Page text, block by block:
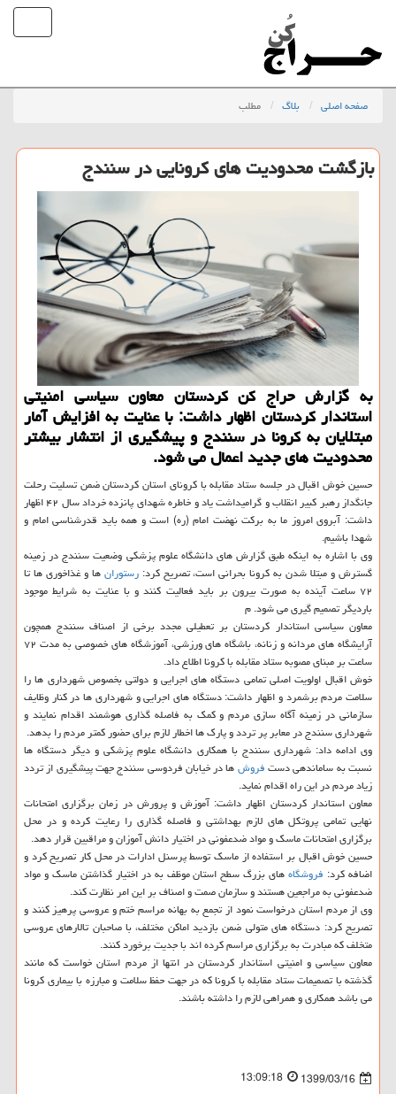
صفحه اصلی بلاگ مطلب
بازگشت محدودیت های كرونایی در سنندج
به گزارش حراج كن كردستان معاون سیاسی امنیتی
استاندار كردستان اظهار داشت: با عنایت به افزایش آمار
مبتلایان به كرونا در سنندج و پیشگیری از انتشار بیشتر
محدودیت های جدید اعمال می شود.
حسین خوش اقبال در جلسه ستاد مقابله با کرونای استان کردستان ضمن تسلیت رحلت
جانگداز رهبر کبیر انقلاب و گرامیداشت یاد و خاطره شهدای پانزده خرداد سال ۴۲ اظهار
داشت: آبروی امروز ما به برکت نهضت امام (ره) است و همه باید قدرشناسی امام و
شهدا باشیم.
وی با اشاره به اینکه طبق گزارش های دانشگاه علوم پزشکی وضعیت سنندج در زمینه
گسترش و مبتلا شدن به کرونا بحرانی است، تصریح کرد:رستورانها و غذاخوری ها تا
۷۲ ساعت آینده به صورت بیرون بر باید فعالیت کنند و با عنایت به شرایط موجود
باردیگر تصمیم گیری می شود. م
معاون سیاسی استاندار کردستان بر تعطیلی مجدد برخی از اصناف سنندج همچون
آرایشگاه های مردانه و زنانه، باشگاه های ورزشی، آموزشگاه های خصوصی به مدت ۷۲
ساعت بر مبنای مصوبه ستاد مقابله با کرونا اطلاع داد.
خوش اقبال اولویت اصلی تمامی دستگاه های اجرایی و دولتی بخصوص شهرداری ها را
سلامت مردم برشمرد و اظهار داشت: دستگاه های اجرایی و شهرداری ها در کنار وظایف
سازمانی در زمینه آگاه سازی مردم و کمک به فاصله گذاری هوشمند اقدام نمایند و
شهرداری سنندج در معابر پر تردد و پارک ها اخطار لازم برای حضور کمتر مردم را بدهد.
وی ادامه داد: شهرداری سنندج با همکاری دانشگاه علوم پزشکی و دیگر دستگاه ها
نسبت به ساماندهی دستفروشها در خیابان فردوسی سنندج جهت پیشگیری از تردد
زیاد مردم در این راه اقدام نماید.
معاون استاندار کردستان اظهار داشت: آموزش و پرورش در زمان برگزاری امتحانات
نهایی تمامی پروتکل های لازم بهداشتی و فاصله گذاری را رعایت کرده و در محل
برگزاری امتحانات ماسک و مواد ضدعفونی در اختیار دانش آموزان و مراقبین قرار دهد.
حسین خوش اقبال بر استفاده از ماسک توسط پرسنل ادارات در محل کار تصریح کرد و
اضافه کرد: فروشگاههای بزرگ سطح استان موظف به در اختیار گذاشتن ماسک و مواد
ضدعفونی به مراجعین هستند و سازمان صمت و اصناف بر این امر نظارت کند.
وی از مردم استان درخواست نمود از تجمع به بهانه مراسم ختم و عروسی پرهیز کنند و
تصریح کرد: دستگاه های متولی ضمن بازدید اماکن مختلف، با صاحبان تالارهای عروسی
متخلف که مبادرت به برگزاری مراسم کرده اند با جدیت برخورد کنند.
معاون سیاسی و امنیتی استاندار کردستان در انتها از مردم استان خواست که مانند
گذشته با تصمیمات ستاد مقابله با کرونا که در جهت حفظ سلامت و مبارزه با بیماری کرونا
می باشد همکاری و همراهی لازم را داشته باشند.
1399/03/16
13:09:18